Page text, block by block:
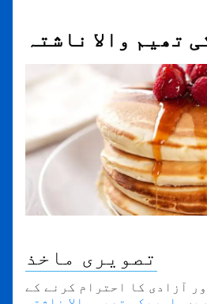
تھیم والا ناشتہ
تصویری ماخذ
آزادی کا احترام کرنے کے